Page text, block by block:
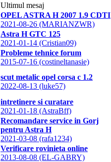
Ultimul mesaj
OPEL ASTRA H 2007 1.9 CDTI
2021-08-26 (MARIANZWR)
Astra H GTC 125
2021-01-14 (Cristian09)
Probleme tehnice forum
2015-07-16 (costineltanasie)
scut metalic opel corsa c 1.2
2022-08-13 (luke57)
intretinere si curatare
2021-01-18 (AstraBff)
Recomandare service in Gorj
pentru Astra H
2021-03-08 (rafa1234)
Verificare rovinieta online
2013-08-08 (EL-GABRY)